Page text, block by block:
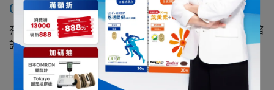
Q4：誰不適合吃300億純淨益生菌嗎？
有特殊生理狀況，或目前有在服用其他藥物者，食用前請諮
詢醫生或專業醫療人員。